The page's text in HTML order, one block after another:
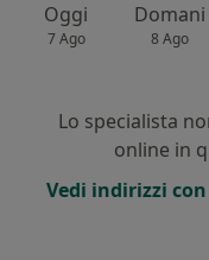
Oggi
7 Ago
Domani
8 Ago
Lo specialista
online in
Vedi indirizzi